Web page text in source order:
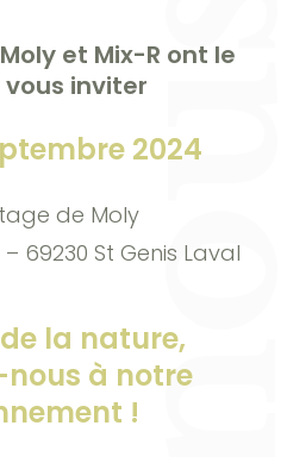
et Mix-R ont le
inviter
2024
de Moly
69230 St Genis Laval
la nature,
à notre
!